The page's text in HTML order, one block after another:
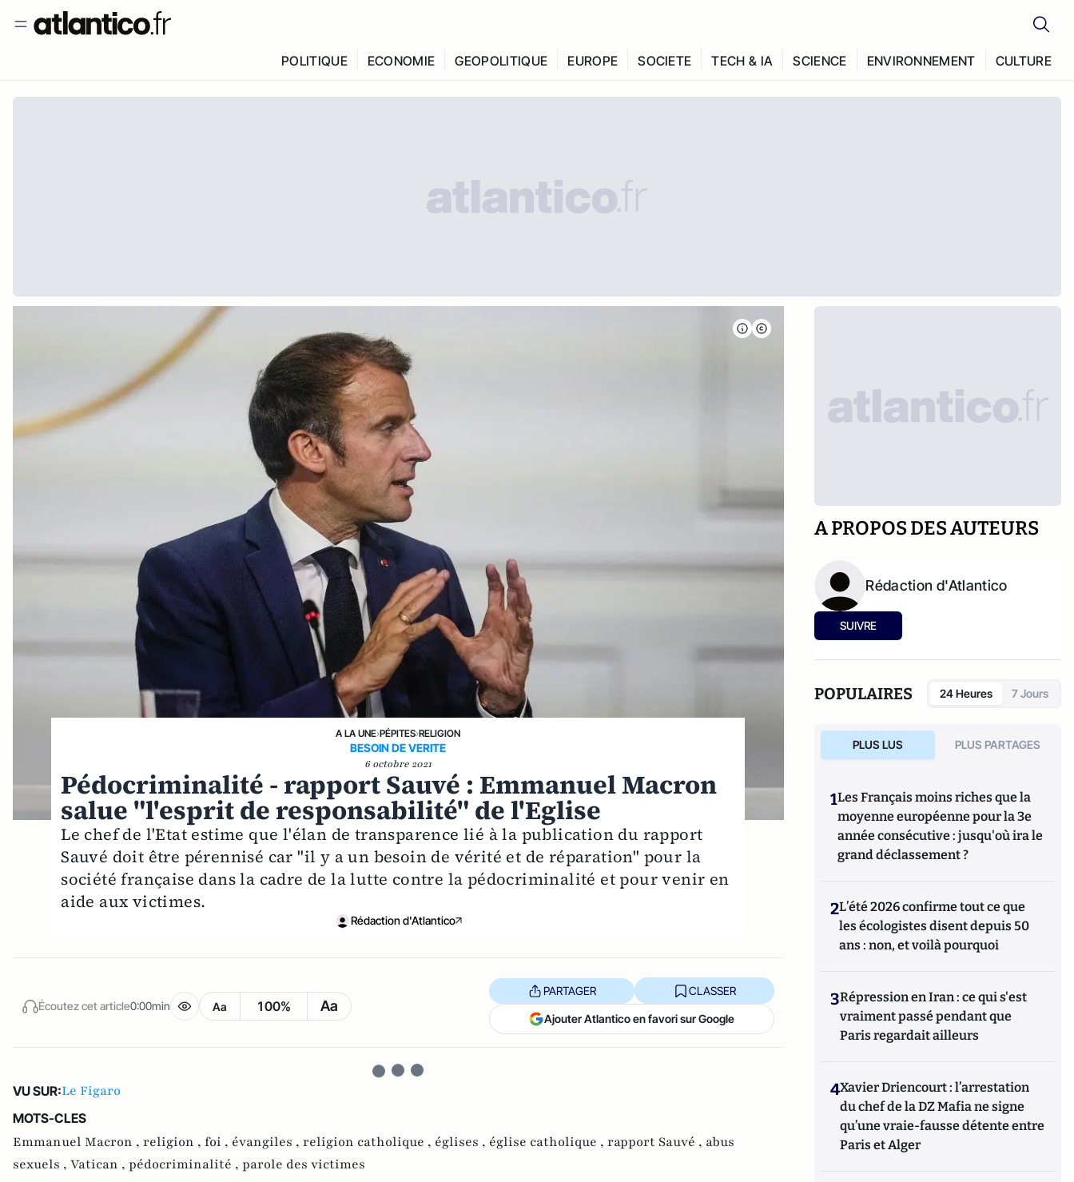
POLITIQUE ECONOMIE GEOPOLITIQUE EUROPE SOCIETE TECH & IA SCIENCE ENVIRONNEMENT CULTURE
A LA UNE›PÉPITES›RELIGION
BESOIN DE VERITE
6 octobre 2021
Pédocriminalité - rapport Sauvé : Emmanuel Macron
salue "l'esprit de responsabilité" de l'Eglise
Le chef de l'Etat estime que l'élan de transparence lié à la publication du rapport
Sauvé doit être pérennisé car "il y a un besoin de vérité et de réparation" pour la
société française dans la cadre de la lutte contre la pédocriminalité et pour venir en
aide aux victimes.
Rédaction d'Atlantico
Écoutez cet article0:00min Aa 100% Aa
PARTAGER CLASSER
Ajouter Atlantico en favori sur Google
VU SUR:Le Figaro
MOTS-CLES
Emmanuel Macron , religion , foi , évangiles , religion catholique , églises , église catholique , rapport Sauvé , abus
sexuels , Vatican , pédocriminalité , parole des victimes
A PROPOS DES AUTEURS
Rédaction d'Atlantico
SUIVRE
POPULAIRES 24 Heures 7 Jours
PLUS LUS PLUS PARTAGES
1Les Français moins riches que la
moyenne européenne pour la 3e
année consécutive : jusqu'où ira le
grand déclassement ?
2L’été 2026 confirme tout ce que
les écologistes disent depuis 50
ans : non, et voilà pourquoi
3Répression en Iran : ce qui s'est
vraiment passé pendant que
Paris regardait ailleurs
4Xavier Driencourt : l’arrestation
du chef de la DZ Mafia ne signe
qu’une vraie-fausse détente entre
Paris et Alger